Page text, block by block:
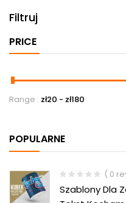
Filtruj
PRICE
Range : zł20 - zł180
POPULARNE
( 0
Szablony Dla